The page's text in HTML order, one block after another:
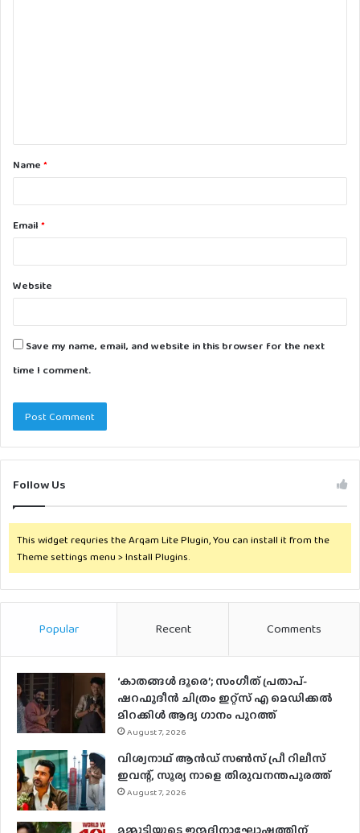
t
*Name *
Email *
Website
Save my name, email, and website in this browser for the next
time I comment.
Follow Us
This widget requries the Arqam Lite Plugin, You can install it from the
Theme settings menu > Install Plugins.
Popular Recent Comments
‘കാതങ്ങൾ ദൂരെ’; സംഗീത് പ്രതാപ്-
ഷറഫുദീൻ ചിത്രം ഇറ്റ്സ് എ മെഡിക്കൽ
മിറക്കിൾ ആദ്യ ഗാനം പുറത്ത്
August 7, 2026
വിശ്വനാഥ് ആന്‍ഡ് സണ്‍സ് പ്രീ റിലീസ്
ഇവന്റ്, സൂര്യ നാളെ തിരുവനന്തപുരത്ത്
August 7, 2026
മമ്മൂട്ടിയുടെ ജന്മദിനാഘോഷത്തിന്